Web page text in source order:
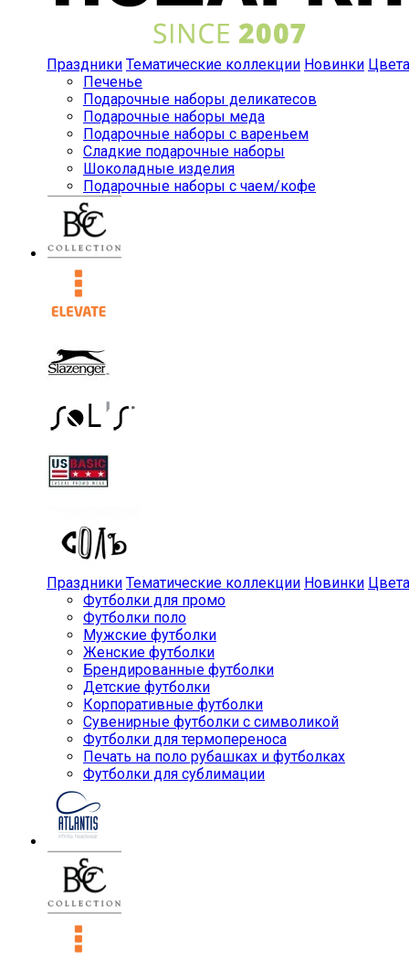
Праздники Тематические коллекции Новинки Цвета
Печенье
Подарочные наборы деликатесов
Подарочные наборы меда
Подарочные наборы с вареньем
Сладкие подарочные наборы
Шоколадные изделия
Подарочные наборы с чаем/кофе
Праздники Тематические коллекции Новинки Цвета
Футболки для промо
Футболки поло
Мужские футболки
Женские футболки
Брендированные футболки
Детские футболки
Корпоративные футболки
Сувенирные футболки с символикой
Футболки для термопереноса
Печать на поло рубашках и футболках
Футболки для сублимации